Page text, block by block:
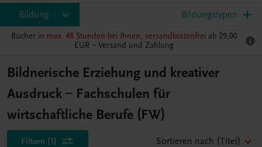
Bildung Bildungstypen
Bücher in max. 48 Stunden bei Ihnen, versandkostenfrei ab 29,00
EUR – Versand und Zahlung
Bildnerische Erziehung und kreativer
Ausdruck – Fachschulen für
wirtschaftliche Berufe (FW)
Filtern (1) Sortieren nach (Titel)